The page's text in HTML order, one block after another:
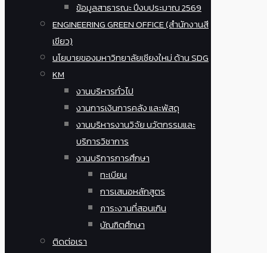
ข้อมูลสาธารณะ ปีงบประมาณ 2569
ENGINEERING GREEN OFFICE (สำนักงานสี
เขียว)
นโยบายของมหาวิทยาลัยเชียงใหม่ ด้าน SDG
KM
งานบริหารทั่วไป
งานการเงินการคลัง และพัสดุ
งานบริหารงานวิจัย นวัตกรรมและ
บริการวิชาการ
งานบริการการศึกษา
ทะเบียน
การเสนอหลักสูตร
ภาระงานที่สอนเกิน
บัณฑิตศึกษา
ติดต่อเรา